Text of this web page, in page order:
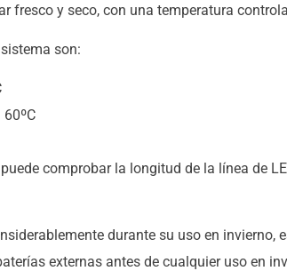
fresco y seco, con una temperatura
son:
comprobar la longitud de la línea de
durante su uso en
externas antes de cualquier uso en